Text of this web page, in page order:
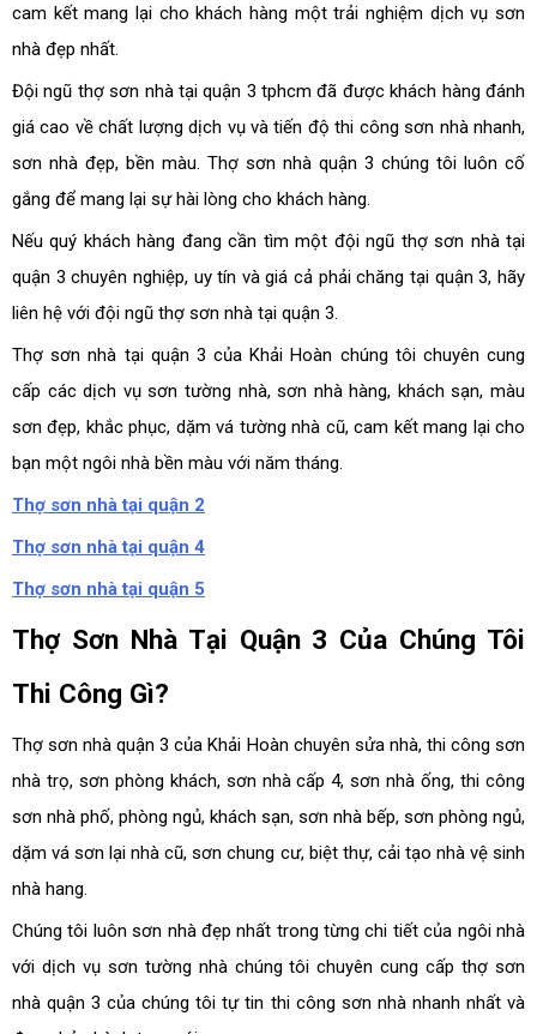
cam kết mang lại cho khách hàng một trải nghiệm dịch vụ sơn
nhà đẹp nhất.
Đội ngũ thợ sơn nhà tại quận 3 tphcm đã được khách hàng đánh
giá cao về chất lượng dịch vụ và tiến độ thi công sơn nhà nhanh,
sơn nhà đẹp, bền màu. Thợ sơn nhà quận 3 chúng tôi luôn cố
gắng để mang lại sự hài lòng cho khách hàng.
Nếu quý khách hàng đang cần tìm một đội ngũ thợ sơn nhà tại
quận 3 chuyên nghiệp, uy tín và giá cả phải chăng tại quận 3, hãy
liên hệ với đội ngũ thợ sơn nhà tại quận 3.
Thợ sơn nhà tại quận 3 của Khải Hoàn chúng tôi chuyên cung
cấp các dịch vụ sơn tường nhà, sơn nhà hàng, khách sạn, màu
sơn đẹp, khắc phục, dặm vá tường nhà cũ, cam kết mang lại cho
bạn một ngôi nhà bền màu với năm tháng.
Thợ sơn nhà tại quận 2
Thợ sơn nhà tại quận 4
Thợ sơn nhà tại quận 5
Thợ Sơn Nhà Tại Quận 3 Của Chúng Tôi
Thi Công Gì?
Thợ sơn nhà quận 3 của Khải Hoàn chuyên sửa nhà, thi công sơn
nhà trọ, sơn phòng khách, sơn nhà cấp 4, sơn nhà ống, thi công
sơn nhà phố, phòng ngủ, khách sạn, sơn nhà bếp, sơn phòng ngủ,
dặm vá sơn lại nhà cũ, sơn chung cư, biệt thự, cải tạo nhà vệ sinh
nhà hang.
Chúng tôi luôn sơn nhà đẹp nhất trong từng chi tiết của ngôi nhà
với dịch vụ sơn tường nhà chúng tôi chuyên cung cấp thợ sơn
nhà quận 3 của chúng tôi tự tin thi công sơn nhà nhanh nhất và